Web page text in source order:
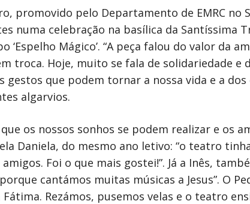
promovido pelo Departamento de EMRC no
numa celebração na basílica da Santíssima
‘Espelho Mágico’. “A peça falou do valor da
troca. Hoje, muito se fala de solidariedade e
gestos que podem tornar a nossa vida e a
algarvios.
os nossos sonhos se podem realizar e os
Daniela, do mesmo ano letivo: “o teatro
Foi o que mais gostei!”. Já a Inês,
cantámos muitas músicas a Jesus”. O
Rezámos, pusemos velas e o teatro